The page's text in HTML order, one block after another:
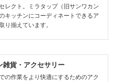
レクト。ミラタップ（旧サンワカン
キッチンにコーディネートできるア
り揃えています。
雑貨・アクセサリー
の作業をより快適にするためのアク